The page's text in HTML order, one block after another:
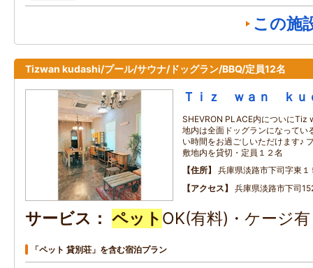
この施
Tizwan kudashi/プール/サウナ/ドッグラン/BBQ/定員12名
Ｔｉｚ ｗａｎ ｋｕ
SHEVRON PLACE内についにTiz
地内は全面ドッグランになってい
い時間をお過ごしいただけます♪
敷地内を貸切・定員１２名
住所
兵庫県淡路市下司字東１
アクセス
兵庫県淡路市下司
サービス ペット OK(有料)・ケージ
「ペット 貸別荘」を含む宿泊プラン